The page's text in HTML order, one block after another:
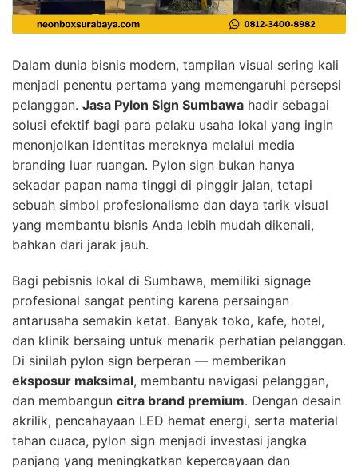
Dalam dunia bisnis modern, tampilan visual sering kali
menjadi penentu pertama yang memengaruhi persepsi
pelanggan. Jasa Pylon Sign Sumbawa hadir sebagai
solusi efektif bagi para pelaku usaha lokal yang ingin
menonjolkan identitas mereknya melalui media
branding luar ruangan. Pylon sign bukan hanya
sekadar papan nama tinggi di pinggir jalan, tetapi
sebuah simbol profesionalisme dan daya tarik visual
yang membantu bisnis Anda lebih mudah dikenali,
bahkan dari jarak jauh.
Bagi pebisnis lokal di Sumbawa, memiliki signage
profesional sangat penting karena persaingan
antarusaha semakin ketat. Banyak toko, kafe, hotel,
dan klinik bersaing untuk menarik perhatian pelanggan.
Di sinilah pylon sign berperan — memberikan
eksposur maksimal, membantu navigasi pelanggan,
dan membangun citra brand premium. Dengan desain
akrilik, pencahayaan LED hemat energi, serta material
tahan cuaca, pylon sign menjadi investasi jangka
panjang yang meningkatkan kepercayaan dan